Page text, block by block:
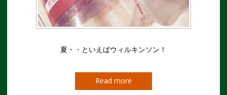
夏・・といえばウィルキンソン！
Read more